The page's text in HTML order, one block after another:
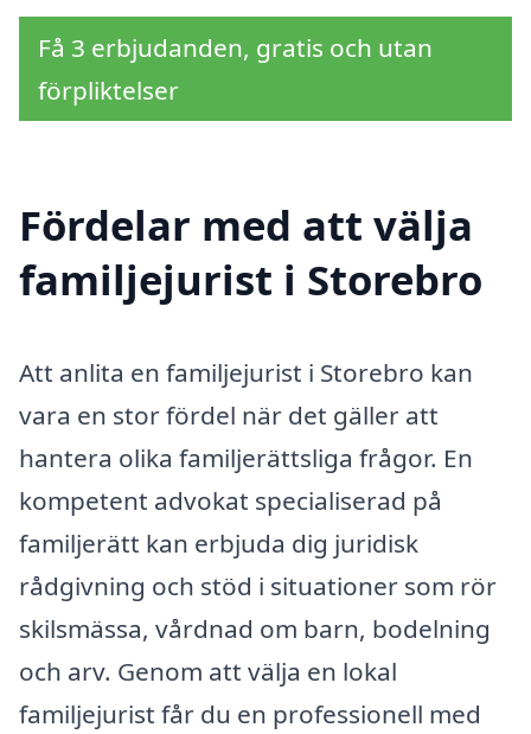
Få 3 erbjudanden, gratis och utan
förpliktelser
Fördelar med att välja
familjejurist i Storebro
Att anlita en familjejurist i Storebro kan
vara en stor fördel när det gäller att
hantera olika familjerättsliga frågor. En
kompetent advokat specialiserad på
familjerätt kan erbjuda dig juridisk
rådgivning och stöd i situationer som rör
skilsmässa, vårdnad om barn, bodelning
och arv. Genom att välja en lokal
familjejurist får du en professionell med